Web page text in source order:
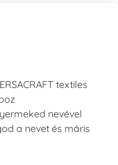
textiles
nevével
a nevet és máris